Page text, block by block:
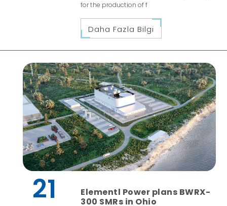
for the production of f
Daha Fazla Bilgi
21
Elementl Power plans BWRX-
300 SMRs in Ohio